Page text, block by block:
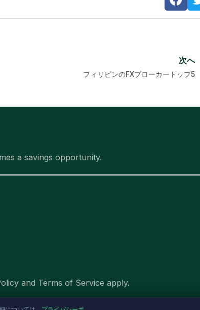
次へ
フィリピンのFXブローカートップ5
a savings opportunity.
and Terms of Service apply.